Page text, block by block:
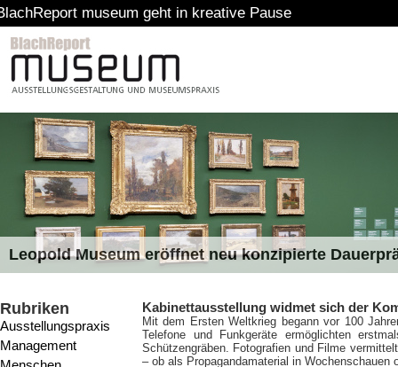
museum geht in kreative Pause
Leopold Museum eröffnet neu konzipierte
Rubriken
Ausstellungspraxis
Management
Kabinettausstellung widmet sich der
Mit dem Ersten Weltkrieg begann vor 100
Telefone und Funkgeräte ermöglichten
Schützengräben. Fotografien und Filme
– ob als Propagandamaterial in Wochenschauen